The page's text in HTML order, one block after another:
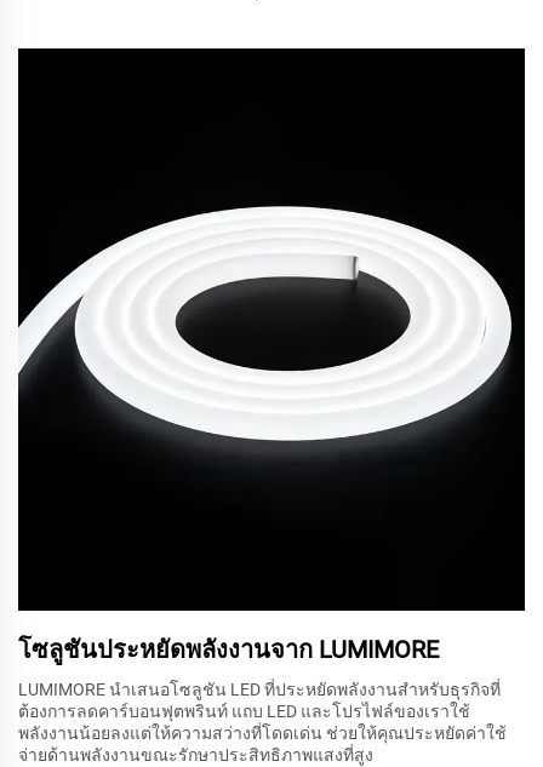
โซลูชันประหยัดพลังงานจาก LUMIMORE
LUMIMORE นำเสนอโซลูชัน LED ที่ประหยัดพลังงานสำหรับธุรกิจที่
ต้องการลดคาร์บอนฟุตพรินท์ แถบ LED และโปรไฟล์ของเราใช้
พลังงานน้อยลงแต่ให้ความสว่างที่โดดเด่น ช่วยให้คุณประหยัดค่าใช้
จ่ายด้านพลังงานขณะรักษาประสิทธิภาพแสงที่สูง